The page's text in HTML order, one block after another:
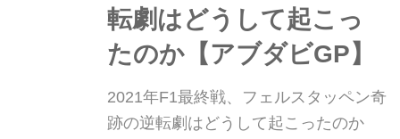
ルク...
転劇はどうして起こっ
たのか【アブダビGP】
2021年F1最終戦、フェルスタッペン奇
跡の逆転劇はどうして起こったのか